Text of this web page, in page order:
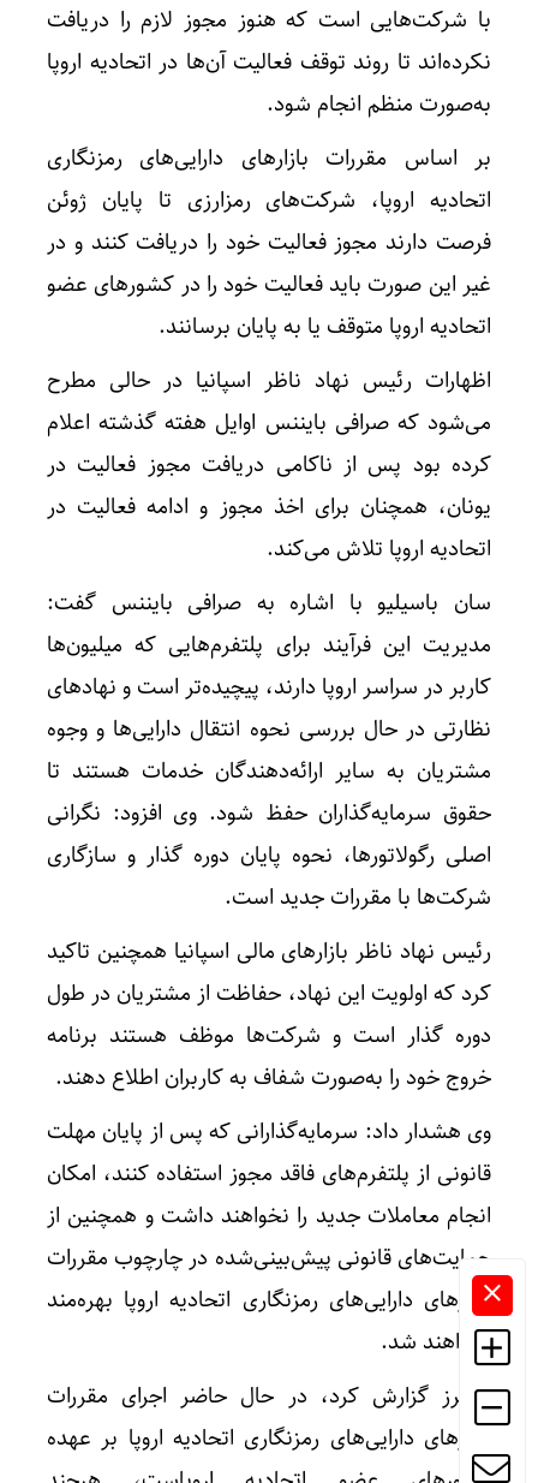
با شرکت‌هایی است که هنوز مجوز لازم را دریافت
نکرده‌اند تا روند توقف فعالیت آن‌ها در اتحادیه اروپا
به‌صورت منظم انجام شود.
بر اساس مقررات بازارهای دارایی‌های رمزنگاری
اتحادیه اروپا، شرکت‌های رمزارزی تا پایان ژوئن
فرصت دارند مجوز فعالیت خود را دریافت کنند و در
غیر این صورت باید فعالیت خود را در کشورهای عضو
اتحادیه اروپا متوقف یا به پایان برسانند.
اظهارات رئیس نهاد ناظر اسپانیا در حالی مطرح
می‌شود که صرافی بایننس اوایل هفته گذشته اعلام
کرده بود پس از ناکامی دریافت مجوز فعالیت در
یونان، همچنان برای اخذ مجوز و ادامه فعالیت در
اتحادیه اروپا تلاش می‌کند.
سان باسیلیو با اشاره به صرافی بایننس گفت:
مدیریت این فرآیند برای پلتفرم‌هایی که میلیون‌ها
کاربر در سراسر اروپا دارند، پیچیده‌تر است و نهادهای
نظارتی در حال بررسی نحوه انتقال دارایی‌ها و وجوه
مشتریان به سایر ارائه‌دهندگان خدمات هستند تا
حقوق سرمایه‌گذاران حفظ شود. وی افزود: نگرانی
اصلی رگولاتورها، نحوه پایان دوره گذار و سازگاری
شرکت‌ها با مقررات جدید است.
رئیس نهاد ناظر بازارهای مالی اسپانیا همچنین تاکید
کرد که اولویت این نهاد، حفاظت از مشتریان در طول
دوره گذار است و شرکت‌ها موظف هستند برنامه
خروج خود را به‌صورت شفاف به کاربران اطلاع دهند.
وی هشدار داد: سرمایه‌گذارانی که پس از پایان مهلت
قانونی از پلتفرم‌های فاقد مجوز استفاده کنند، امکان
انجام معاملات جدید را نخواهند داشت و همچنین از
حمایت‌های قانونی پیش‌بینی‌شده در چارچوب مقررات
بازارهای دارایی‌های رمزنگاری اتحادیه اروپا بهره‌مند
نخواهند شد.
رویترز گزارش کرد، در حال حاضر اجرای مقررات
بازارهای دارایی‌های رمزنگاری اتحادیه اروپا بر عهده